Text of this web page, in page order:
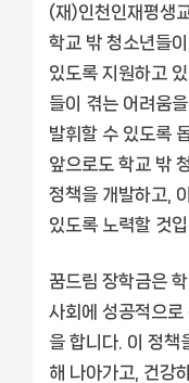
(재)인천인재평생
학교 밖 청소년들
있도록 지원하고
들이 겪는 어려움
발휘할 수 있도록
앞으로도 학교 밖
정책을 개발하고,
있도록 노력할 것입
꿈드림 장학금은
사회에 성공적으
을 합니다. 이 정책
해 나아가고, 건강